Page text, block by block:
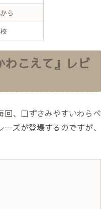
ら
わこえて』レビ
回、口ずさみやすいわらべ
ズが登場するのですが、